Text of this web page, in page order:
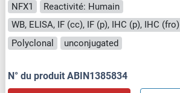
NFX1
Reactivité: Humain
WB, ELISA, IF (cc), IF (p), IHC (p), IHC (fro)
Polyclonal
unconjugated
N° du produit ABIN1385834